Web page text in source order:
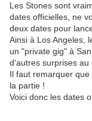
Les Stones sont
dates officielles, ne
deux dates pour
Ainsi à Los Angeles,
un "private gig" à
d'autres surprises
Il faut remarquer
la partie !
Voici donc les dates